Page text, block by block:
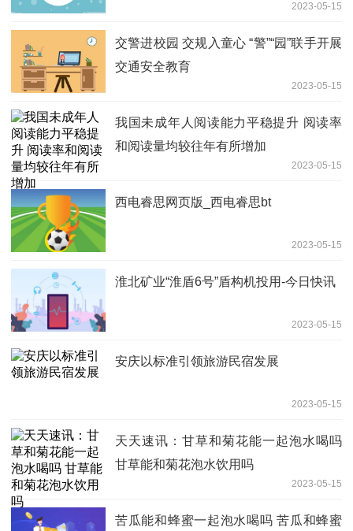
2023-05-15
交警进校园 交规入童心 “警”“园”联手开展
交通安全教育
2023-05-15
我国未成年人阅读能力平稳提升 阅读率
和阅读量均较往年有所增加
2023-05-15
西电睿思网页版_西电睿思bt
2023-05-15
淮北矿业“淮盾6号”盾构机投用-今日快讯
2023-05-15
安庆以标准引领旅游民宿发展
2023-05-15
天天速讯：甘草和菊花能一起泡水喝吗
甘草能和菊花泡水饮用吗
2023-05-15
苦瓜能和蜂蜜一起泡水喝吗 苦瓜和蜂蜜